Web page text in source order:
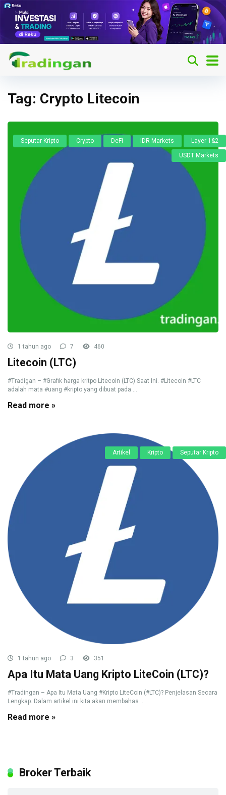
Tag: Crypto Litecoin
Seputar Kripto Crypto DeFi IDR Markets Layer 1&2
USDT Markets
1 tahun ago 7 460
Litecoin (LTC)
#Tradigan – #Grafik harga kritpo Litecoin (LTC) Saat Ini. #Litecoin #LTC
adalah mata #uang #kripto yang dibuat pada ...
Read more »
Artikel Kripto Seputar Kripto
1 tahun ago 3 351
Apa Itu Mata Uang Kripto LiteCoin (LTC)?
#Tradingan – Apa Itu Mata Uang #Kripto LiteCoin (#LTC)? Penjelasan Secara
Lengkap. Dalam artikel ini kita akan membahas ...
Read more »
Broker Terbaik